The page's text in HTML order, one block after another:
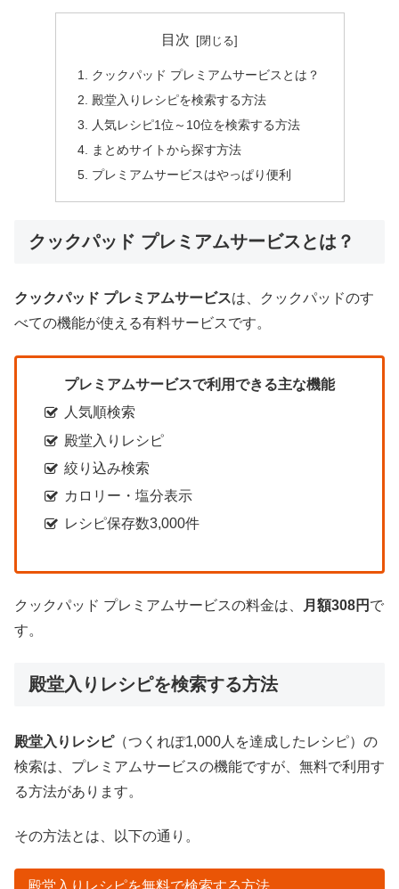
目次
クックパッド プレミアムサービスとは？
殿堂入りレシピを検索する方法
人気レシピ1位～10位を検索する方法
まとめサイトから探す方法
プレミアムサービスはやっぱり便利
クックパッド プレミアムサービスとは？
クックパッド プレミアムサービスは、クックパッドのす
べての機能が使える有料サービスです。
プレミアムサービスで利用できる主な機能
人気順検索
殿堂入りレシピ
絞り込み検索
カロリー・塩分表示
レシピ保存数3,000件
クックパッド プレミアムサービスの料金は、 月額308円 で
す。
殿堂入りレシピを検索する方法
殿堂入りレシピ（つくれぽ1,000人を達成したレシピ）の
検索は、プレミアムサービスの機能ですが、無料で利用す
る方法があります。
その方法とは、以下の通り。
殿堂入りレシピを無料で検索する方法